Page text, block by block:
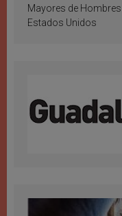
Mayores de
Estados Unidos